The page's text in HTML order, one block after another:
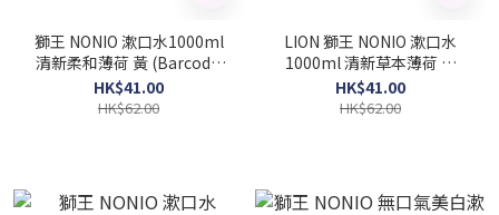
獅王 NONIO 漱口水1000ml
清新柔和薄荷 黃 (Barcode:
4903301291947)
HK$41.00
HK$62.00
LION 獅王 NONIO 漱口水
1000ml 清新草本薄荷 藍
(Barcode: 4903301291923)
HK$41.00
HK$62.00